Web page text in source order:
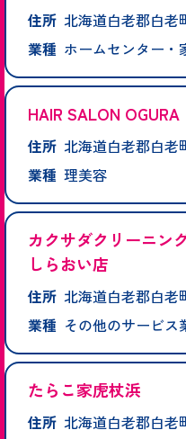
住所 北海道白老郡白老
業種 ホームセンター・
HAIR SALON OGURA
住所 北海道白老郡白老
業種 理美容
カクサダクリーニ
しらおい店
住所 北海道白老郡白老
業種 その他のサービス
たらこ家虎杖浜
住所 北海道白老郡白老